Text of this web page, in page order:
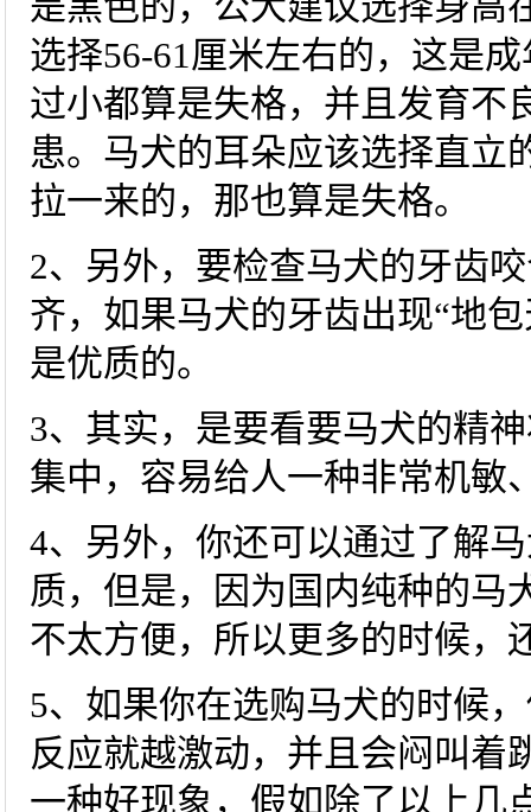
选择56-61厘米左右的，这是
过小都算是失格，并且发育不
患。马犬的耳朵应该选择直立
拉一来的，那也算是失格。
2、另外，要检查马犬的牙齿
齐，如果马犬的牙齿出现“地
是优质的。
3、其实，是要看要马犬的精
集中，容易给人一种非常机敏
4、另外，你还可以通过了解
质，但是，因为国内纯种的马
不太方便，所以更多的时候，
5、如果你在选购马犬的时候
反应就越激动，并且会闷叫着
一种好现象，假如除了以上几